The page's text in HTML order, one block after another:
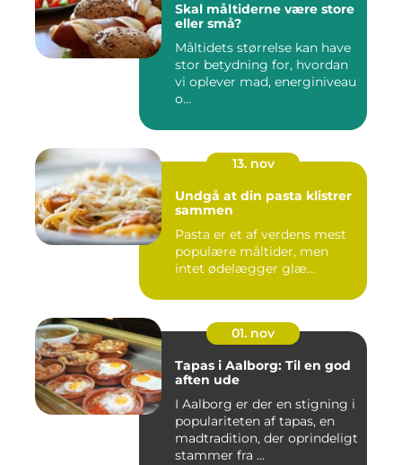
Skal måltiderne være store
eller små?
Måltidets størrelse kan have
stor betydning for, hvordan
vi oplever mad, energiniveau
o...
13. nov
Undgå at din pasta klistrer
sammen
Pasta er et af verdens mest
populære måltider, men
intet ødelægger glæ...
01. nov
Tapas i Aalborg: Til en god
aften ude
I Aalborg er der en stigning i
populariteten af tapas, en
madtradition, der oprindeligt
stammer fra ...